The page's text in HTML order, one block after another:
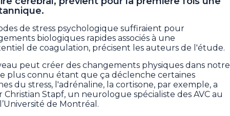
de stress psychologique suffiraient pour
biologiques rapides associés à une
de coagulation, précisent les auteurs de l'étude.
peut créer des changements physiques dans notre
plus connu étant que ça déclenche certaines
du stress, l'adrénaline, la cortisone, par exemple, a
Stapf, un neurologue spécialiste des AVC au
de Montréal.